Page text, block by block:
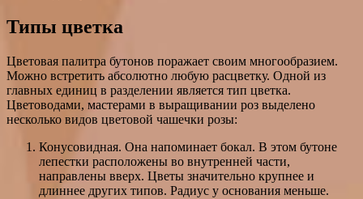
Типы цветка
Цветовая палитра бутонов поражает своим многообразием.
Можно встретить абсолютно любую расцветку. Одной из
главных единиц в разделении является тип цветка.
Цветоводами, мастерами в выращивании роз выделено
несколько видов цветовой чашечки розы:
Конусовидная. Она напоминает бокал. В этом бутоне
лепестки расположены во внутренней части,
направлены вверх. Цветы значительно крупнее и
длиннее других типов. Радиус у основания меньше.